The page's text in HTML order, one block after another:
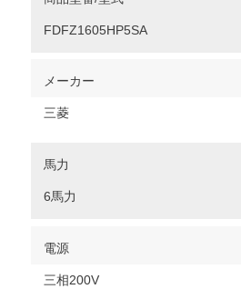
FDFZ1605HP5SA
メーカー
三菱
馬力
6馬力
電源
三相200V